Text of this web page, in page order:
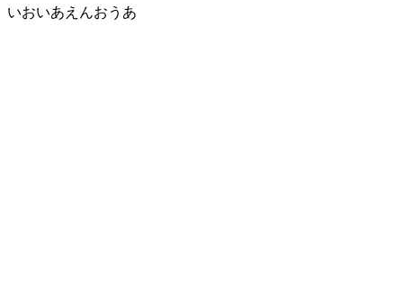
いおいあえんおうあ